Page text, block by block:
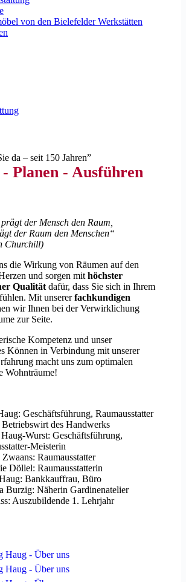
von den Bielefelder Werkstätten
da – seit 150 Jahren”
Planen - Ausführen
der Mensch den Raum,
der Raum den Menschen“
Churchill)
die Wirkung von Räumen auf den
und sorgen mithöchster
Qualitätdafür, dass Sie sich in Ihrem
Mit unsererfachkundigen
wir Ihnen bei der Verwirklichung
zur Seite.
Kompetenz und unser
Können in Verbindung mit unserer
macht uns zum optimalen
Wohnträume!
Geschäftsführung, Raumausstatter
Betriebswirt des Handwerks
Wurst: Geschäftsführung,
Meisterin
Raumausstatter
Döllel: Raumausstatterin
Bankkauffrau, Büro
Burzig: Näherin Gardinenatelier
Auszubildende 1. Lehrjahr